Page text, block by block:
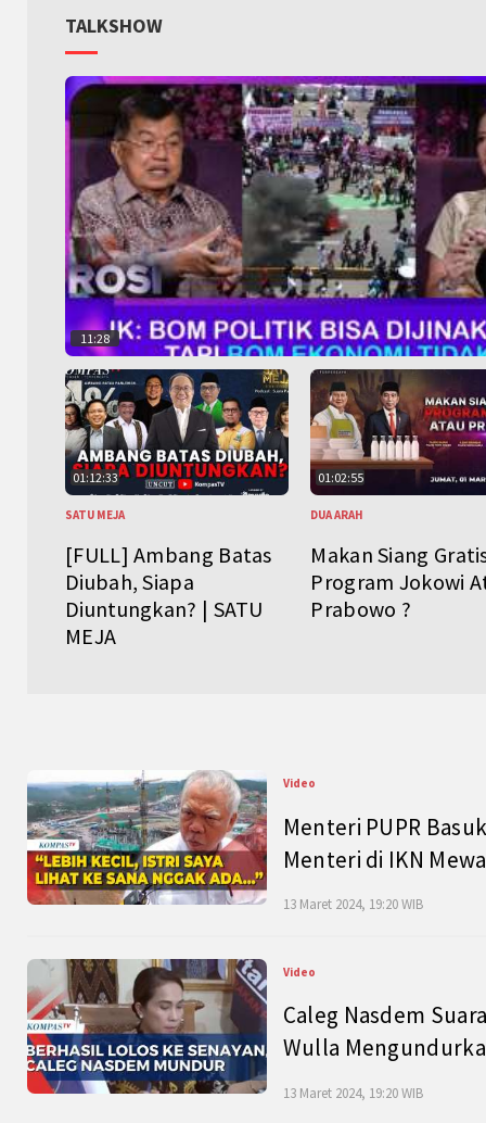
TALKSHOW
11:28
01:12:33
SATU MEJA
[FULL] Ambang Batas
Diubah, Siapa
Diuntungkan? | SATU
MEJA
01:02:55
DUA ARAH
Makan Siang
Program Jokowi
Prabowo ?
Video
Menteri PUPR
Menteri di IKN
13 Maret 2024, 19:20 WIB
Video
Caleg Nasdem
Wulla
13 Maret 2024, 19:20 WIB